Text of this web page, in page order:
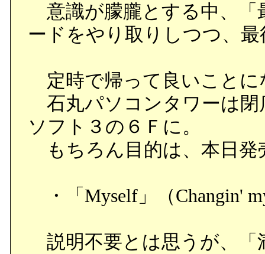
意識が朦朧とする中、「
ードをやり取りしつつ、
定時で帰って良いことに
石丸パソコンタワーは閉
ソフト３の６Ｆに。
もちろん目的は、本日発
・「Myself」（Changin'
説明不要とは思うが、「